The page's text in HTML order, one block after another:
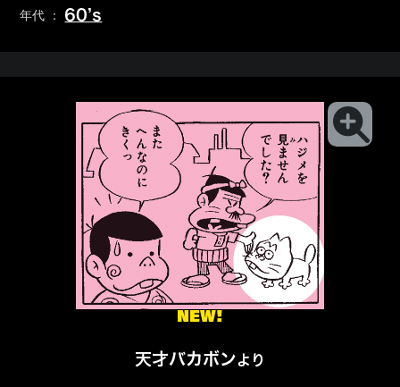
年代 ： 60’s
NEW!
天才バカボンより